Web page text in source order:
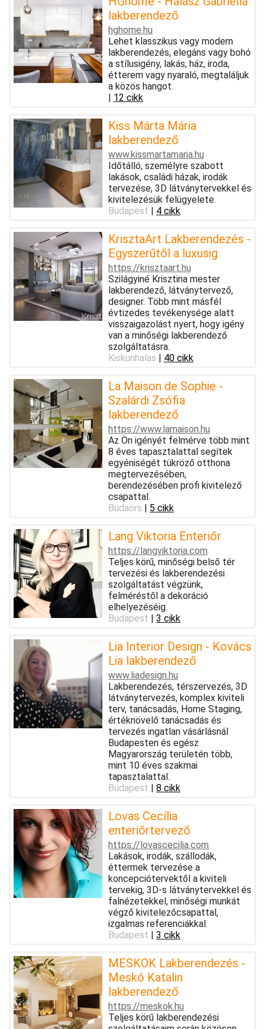
lakberendező
hghome.hu
Lehet klasszikus vagy modern
lakberendezés, elegáns vagy bohó
a stílusigény, lakás, ház, iroda,
étterem vagy nyaraló, megtaláljuk
a közös hangot.
| 12 cikk
Kiss Márta Mária
lakberendező
www.kissmartamaria.hu
Időtálló, személyre szabott
lakások, családi házak, irodák
tervezése, 3D látványtervekkel és
kivitelezésük felügyelete.
Budapest | 4 cikk
KrisztaArt Lakberendezés -
Egyszerűtől a luxusig
https://krisztaart.hu
Szilágyiné Krisztina mester
lakberendező, látványtervező,
designer. Több mint másfél
évtizedes tevékenysége alatt
visszaigazolást nyert, hogy igény
van a minőségi lakberendező
szolgáltatásra.
Kiskunhalas | 40 cikk
La Maison de Sophie -
Szalárdi Zsófia
lakberendező
https://www.lamaison.hu
Az Ön igényét felmérve több mint
8 éves tapasztalattal segítek
egyéniségét tükröző otthona
megtervezésében,
berendezésében profi kivitelező
csapattal.
Budaörs | 5 cikk
Lang Viktoria Enteriőr
https://langviktoria.com
Teljes körű, minőségi belső tér
tervezési és lakberendezési
szolgáltatást végzünk,
felméréstől a dekoráció
elhelyezéséig.
Budapest | 3 cikk
Lia Interior Design - Kovács
Lia lakberendező
www.liadesign.hu
Lakberendezés, térszervezés, 3D
látványtervezés, komplex kiviteli
terv, tanácsadás, Home Staging,
értéknövelő tanácsadás és
tervezés ingatlan vásárlásnál
Budapesten és egész
Magyarország területén több,
mint 10 éves szakmai
tapasztalattal.
Budapest | 8 cikk
Lovas Cecília
enteriőrtervező
https://lovascecilia.com
Lakások, irodák, szállodák,
éttermek tervezése a
koncepciótervektől a kiviteli
tervekig, 3D-s látványtervekkel és
falnézetekkel, minőségi munkát
végző kivitelezőcsapattal,
izgalmas referenciákkal.
Budapest | 3 cikk
MESKOK Lakberendezés -
Meskó Katalin
lakberendező
https://meskok.hu
Teljes körű lakberendezési